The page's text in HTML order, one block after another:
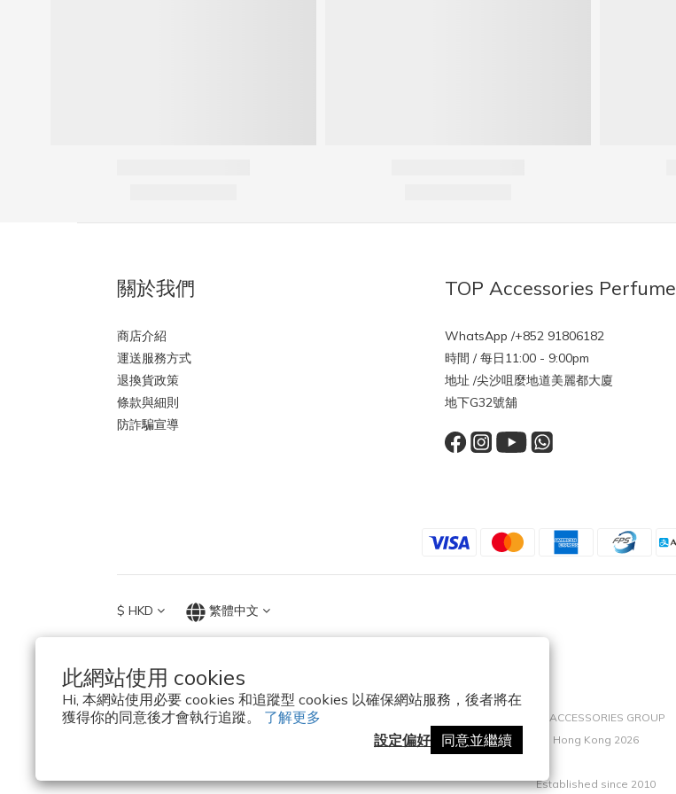
此網站使用 cookies
Hi, 本網站使用必要 cookies 和追蹤型 cookies 以確保網站服務，後者將在
獲得你的同意後才會執行追蹤。 了解更多
設定偏好
同意並繼續
關於我們
商店介紹
運送服務方式
退換貨政策
條款與細則
防詐騙宣導
TOP Accessories Perfume
WhatsApp /+852 91806182
時間 / 每日11:00 - 9:00pm
地址 /尖沙咀麼地道美麗都大廈
地下G32號舖
$ HKD 繁體中文
TOP ACCESSORIES GROUP
Hong Kong 2026
Established since 2010